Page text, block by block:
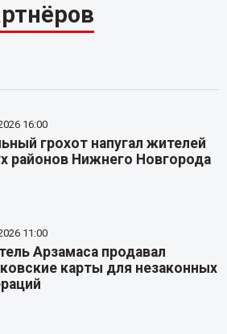
16:00
грохот напугал жителей
районов Нижнего Новгорода
11:00
Арзамаса продавал
карты для незаконных